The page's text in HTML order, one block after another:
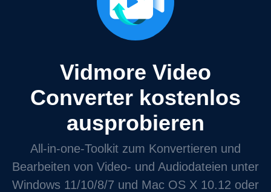
Vidmore Video
Converter kostenlos
ausprobieren
All‑in‑one‑Toolkit zum Konvertieren und
Bearbeiten von Video‑ und Audiodateien unter
Windows 11/10/8/7 und Mac OS X 10.12 oder